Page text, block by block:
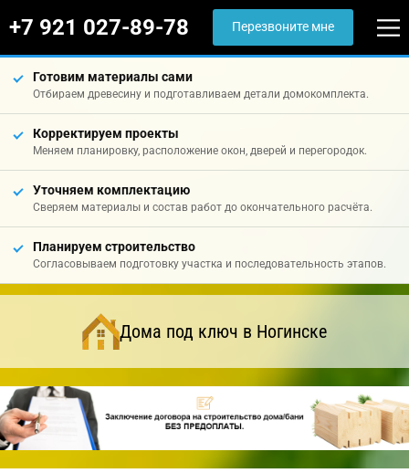
+7 921 027-89-78 Перезвоните мне
Готовим материалы сами
Отбираем древесину и подготавливаем детали домокомплекта.
Корректируем проекты
Меняем планировку, расположение окон, дверей и перегородок.
Уточняем комплектацию
Сверяем материалы и состав работ до окончательного расчёта.
Планируем строительство
Согласовываем подготовку участка и последовательность этапов.
Дома под ключ в Ногинске